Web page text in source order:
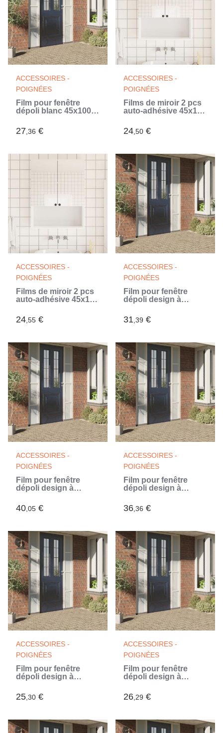
ACCESSOIRES -
POIGNÉES
Film pour fenêtre
dépoli blanc 45x1000
27,36 €
ACCESSOIRES -
POIGNÉES
Films de miroir 2 pcs
auto-adhésive 45x150
24,50 €
ACCESSOIRES -
POIGNÉES
Films de miroir 2 pcs
auto-adhésive 45x100
24,55 €
ACCESSOIRES -
POIGNÉES
Film pour fenêtre
dépoli design à
PVC (Blanc)
31,39 €
ACCESSOIRES -
POIGNÉES
Film pour fenêtre
dépoli design à
PVC (Blanc)
40,05 €
ACCESSOIRES -
POIGNÉES
Film pour fenêtre
dépoli design à
PVC (Blanc)
36,36 €
ACCESSOIRES -
POIGNÉES
Film pour fenêtre
dépoli design à
PVC (Blanc)
25,30 €
ACCESSOIRES -
POIGNÉES
Film pour fenêtre
dépoli design à
PVC (Blanc)
26,29 €